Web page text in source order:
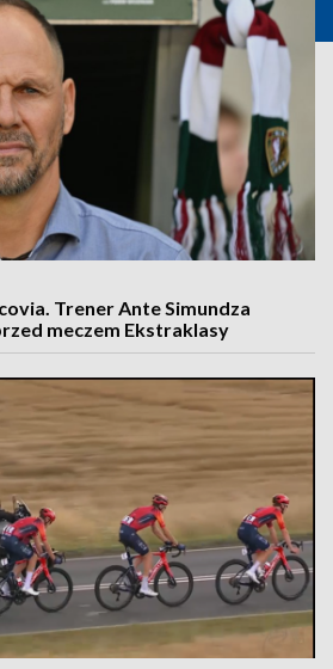
Trener Ante Simundza
meczem Ekstraklasy